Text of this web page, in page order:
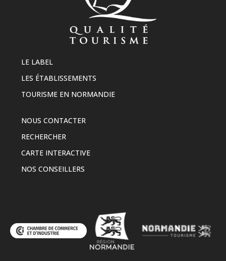
LE LABEL
LES ÉTABLISSEMENTS
TOURISME EN NORMANDIE
NOUS CONTACTER
RECHERCHER
CARTE INTERACTIVE
NOS CONSEILLERS